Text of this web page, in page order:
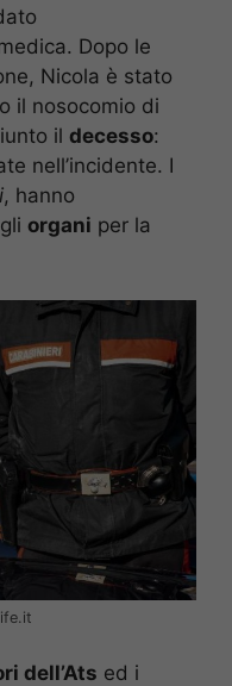
Dopo le
Nicola è stato
il nosocomio di
il decesso:
nell’incidente. I
, hanno
organi per la
dell’Ats ed i